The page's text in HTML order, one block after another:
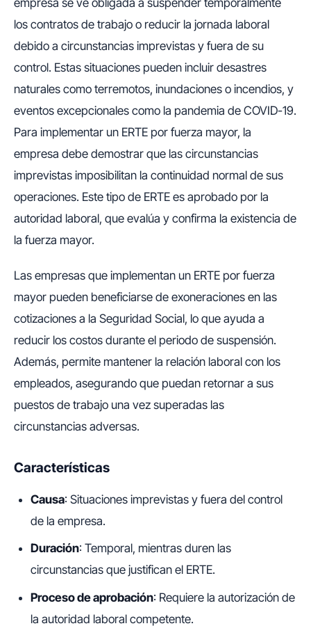
los contratos de trabajo o reducir la jornada laboral
debido a circunstancias imprevistas y fuera de su
control. Estas situaciones pueden incluir desastres
naturales como terremotos, inundaciones o incendios, y
eventos excepcionales como la pandemia de COVID-19.
Para implementar un ERTE por fuerza mayor, la
empresa debe demostrar que las circunstancias
imprevistas imposibilitan la continuidad normal de sus
operaciones. Este tipo de ERTE es aprobado por la
autoridad laboral, que evalúa y confirma la existencia de
la fuerza mayor.
Las empresas que implementan un ERTE por fuerza
mayor pueden beneficiarse de exoneraciones en las
cotizaciones a la Seguridad Social, lo que ayuda a
reducir los costos durante el periodo de suspensión.
Además, permite mantener la relación laboral con los
empleados, asegurando que puedan retornar a sus
puestos de trabajo una vez superadas las
circunstancias adversas.
Características
Causa: Situaciones imprevistas y fuera del control
de la empresa.
Duración: Temporal, mientras duren las
circunstancias que justifican el ERTE.
Proceso de aprobación: Requiere la autorización de
la autoridad laboral competente.